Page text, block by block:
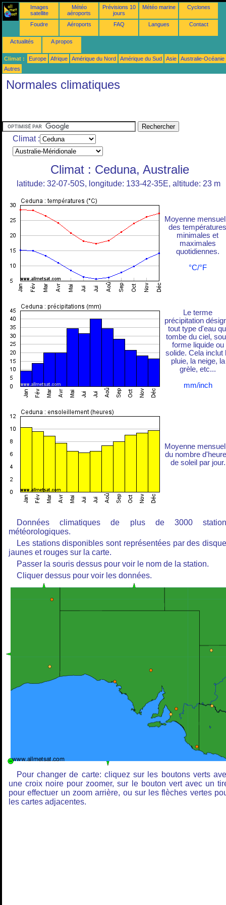
Images
satellite
Météo
aéroports
Prévisions 10
jours
Météo marine Cyclones
Foudre Aéroports FAQ Langues Contact
Actualités A propos
Climat : Europe Afrique Amérique du Nord Amérique du Sud Asie
Australie-Océanie
Autres
Normales climatiques
Climat :
Climat : Ceduna, Australie
latitude: 32-07-50S, longitude: 133-42-35E, altitude: 23 m
Moyenne
des températures
minimales et
maximales
quotidiennes.
°C/°F
Le terme
précipitation
tout type d'eau
tombe du ciel,
forme liquide ou
solide. Cela inclut
pluie, la neige, la
grèle, etc...
mm/inch
Moyenne
du nombre
de soleil par jour.
Données climatiques de plus de 3000
météorologiques.
Les stations disponibles sont représentées par des
jaunes et rouges sur la carte.
Passer la souris dessus pour voir le nom de la station.
Cliquer dessus pour voir les données.
Pour changer de carte: cliquez sur les boutons verts
une croix noire pour zoomer, sur le bouton vert avec un
pour effectuer un zoom arrière, ou sur les flèches vertes
les cartes adjacentes.